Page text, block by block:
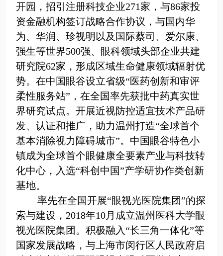
开园，招引注册科技企业271家，与86家投
资金融机构签订战略合作协议，与国内华
为、华润、珍视明以及国际蔡司、爱尔康、
强生等世界500强、眼科领域头部企业共建
研究院62家，形成区域生命健康领域辐射优
势。在中国眼谷设立省级“医药创新和审评
柔性服务站” ，在全国率先获批中药真实世
界研究试点。开展近视防控适宜技术产品研
发、认证和推广，助力温州打造“全球首个
基本消除视力障碍城市”。中国眼谷特色小
镇成为全球首个眼健康全要素产业与科技转
化中心，入选“科创中国”产学研协作类创新
基地。
率先在全国开展“眼视光医院集团”的探
索与建设，2018年10月成立温州医科大学眼
视光医院集团。积极融入“长三角一体化”等
国家发展战略，与上海市闵行区人民政府启